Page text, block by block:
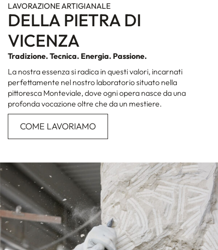
LAVORAZIONE ARTIGIANALE
DELLA PIETRA DI
VICENZA
Tradizione. Tecnica. Energia. Passione.
La nostra essenza si radica in questi valori, incarnati
perfettamente nel nostro laboratorio situato nella
pittoresca Monteviale, dove ogni opera nasce da una
profonda vocazione oltre che da un mestiere.
COME LAVORIAMO